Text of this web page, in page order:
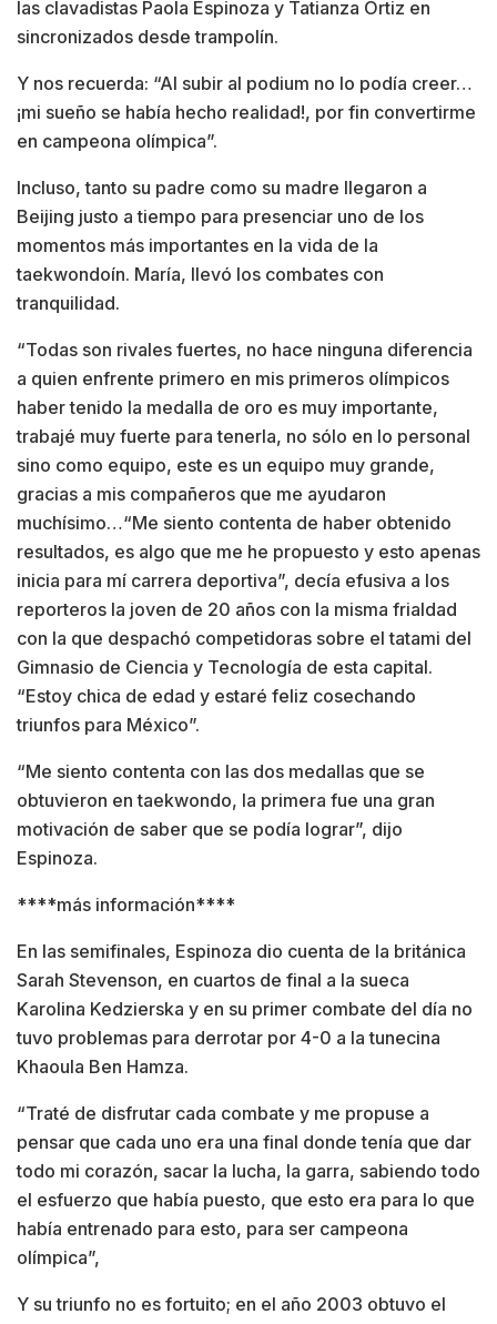
las clavadistas Paola Espinoza y Tatianza Ortiz en
sincronizados desde trampolín.
Y nos recuerda: “Al subir al podium no lo podía creer…
¡mi sueño se había hecho realidad!, por fin convertirme
en campeona olímpica”.
Incluso, tanto su padre como su madre llegaron a
Beijing justo a tiempo para presenciar uno de los
momentos más importantes en la vida de la
taekwondoín. María, llevó los combates con
tranquilidad.
“Todas son rivales fuertes, no hace ninguna diferencia
a quien enfrente primero en mis primeros olímpicos
haber tenido la medalla de oro es muy importante,
trabajé muy fuerte para tenerla, no sólo en lo personal
sino como equipo, este es un equipo muy grande,
gracias a mis compañeros que me ayudaron
muchísimo…“Me siento contenta de haber obtenido
resultados, es algo que me he propuesto y esto apenas
inicia para mí carrera deportiva”, decía efusiva a los
reporteros la joven de 20 años con la misma frialdad
con la que despachó competidoras sobre el tatami del
Gimnasio de Ciencia y Tecnología de esta capital.
“Estoy chica de edad y estaré feliz cosechando
triunfos para México”.
“Me siento contenta con las dos medallas que se
obtuvieron en taekwondo, la primera fue una gran
motivación de saber que se podía lograr”, dijo
Espinoza.
****más información****
En las semifinales, Espinoza dio cuenta de la británica
Sarah Stevenson, en cuartos de final a la sueca
Karolina Kedzierska y en su primer combate del día no
tuvo problemas para derrotar por 4-0 a la tunecina
Khaoula Ben Hamza.
“Traté de disfrutar cada combate y me propuse a
pensar que cada uno era una final donde tenía que dar
todo mi corazón, sacar la lucha, la garra, sabiendo todo
el esfuerzo que había puesto, que esto era para lo que
había entrenado para esto, para ser campeona
olímpica”,
Y su triunfo no es fortuito; en el año 2003 obtuvo el